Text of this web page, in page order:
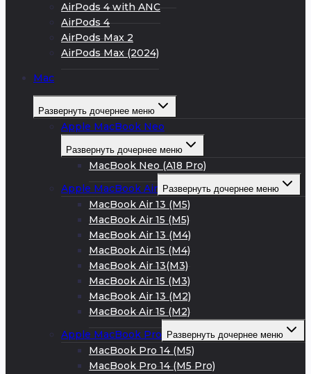
AirPods 4 with ANC
AirPods 4
AirPods Max 2
AirPods Max (2024)
Mac
Развернуть дочернее меню
Apple MacBook Neo
Развернуть дочернее меню
MacBook Neo (A18 Pro)
Apple MacBook Air Развернуть дочернее меню
MacBook Air 13 (M5)
MacBook Air 15 (M5)
MacBook Air 13 (M4)
MacBook Air 15 (M4)
MacBook Air 13(M3)
MacBook Air 15 (M3)
MacBook Air 13 (M2)
MacBook Air 15 (M2)
Apple MacBook Pro
Развернуть дочернее меню
MacBook Pro 14 (M5)
MacBook Pro 14 (M5 Pro)